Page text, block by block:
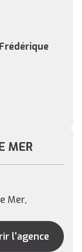
Frédérique
MER
Mer,
l'agence